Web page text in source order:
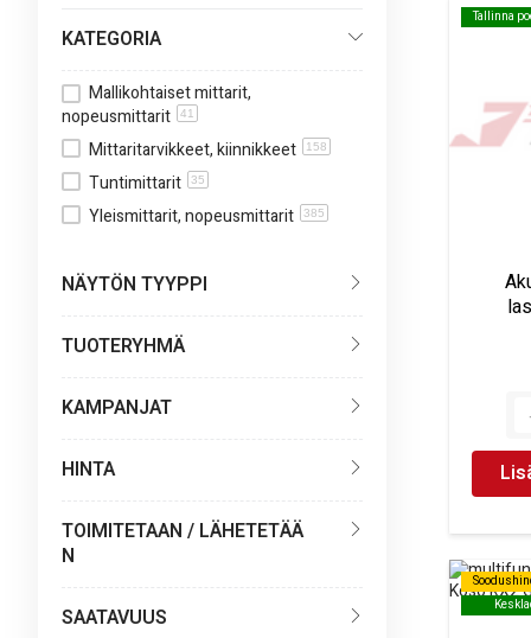
Tallinna
Tallinna
KATEGORIA
Mallikohtaiset mittarit,
nopeusmittarit
41
Mittaritarvikkeet, kiinnikkeet 158
Tuntimittarit 35
Yleismittarit, nopeusmittarit 385
NÄYTÖN TYYPPI
TUOTERYHMÄ
KAMPANJAT
HINTA
TOIMITETAAN / LÄHETETÄÄ
N
SAATAVUUS